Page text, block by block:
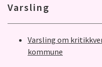
Varsling
Varsling om
kommune